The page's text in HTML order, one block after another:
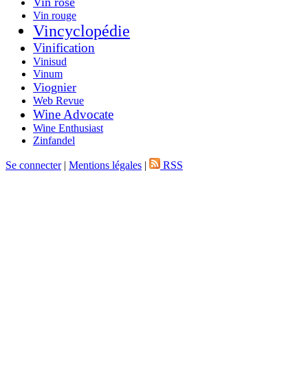
Vin rouge
Vincyclopédie
Vinification
Vinisud
Vinum
Viognier
Web Revue
Wine Advocate
Wine Enthusiast
Zinfandel
Se connecter| Mentions légales | RSS